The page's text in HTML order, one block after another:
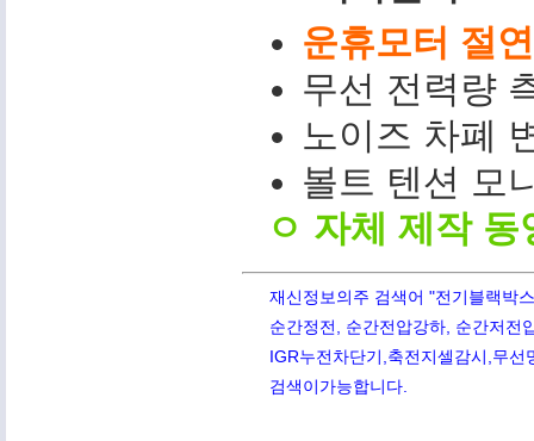
운휴모터 절
무선 전력량
노이즈 차폐
볼트 텐션 모
ㅇ 자체 제작
재신정보의주 검색어 "전기블랙박
순간정전, 순간전압강하, 순간저전
IGR누전차단기,축전지셀감시,무
검색이가능합니다.